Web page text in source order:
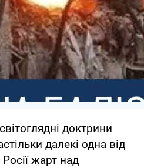
доктрини
далекі одна від
жарт над